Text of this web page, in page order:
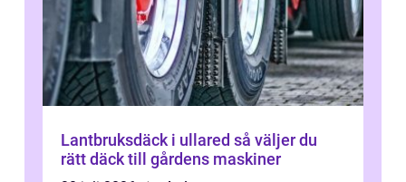
Lantbruksdäck i ullared så väljer du
rätt däck till gårdens maskiner